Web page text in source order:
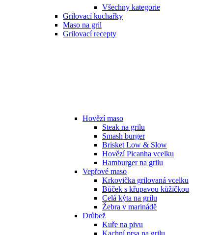
Všechny kategorie
Grilovací kuchařky
Maso na gril
Grilovací recepty
Hovězí maso
Steak na grilu
Smash burger
Brisket Low & Slow
Hovězí Picanha vcelku
Hamburger na grilu
Vepřové maso
Krkovička grilovaná vcelku
Bůček s křupavou kůžičkou
Celá kýta na grilu
Žebra v marinádě
Drůbež
Kuře na pivu
Kachní prsa na grilu